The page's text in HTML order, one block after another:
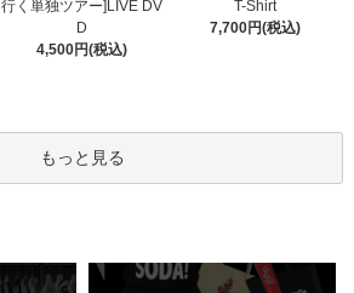
行く単独ツアー]LIVE DV
D
4,500円(税込)
T-Shirt
7,700円(税込)
もっと見る